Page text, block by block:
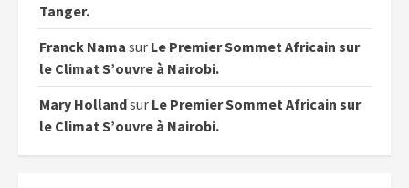
Tanger.
Franck Nama sur Le Premier Sommet Africain sur
le Climat S’ouvre à Nairobi.
Mary Hollandsur Le Premier Sommet Africain sur
le Climat S’ouvre à Nairobi.